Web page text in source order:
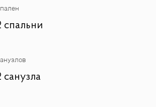
и расслабляющую
произведены в
что делает каждое
спальни
санузла